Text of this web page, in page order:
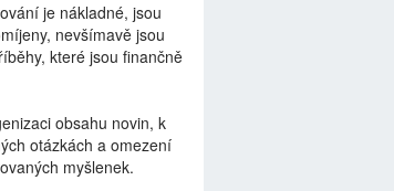
je nákladné, jsou
nevšímavě jsou
které jsou finančně
obsahu novin, k
otázkách a omezení
myšlenek.